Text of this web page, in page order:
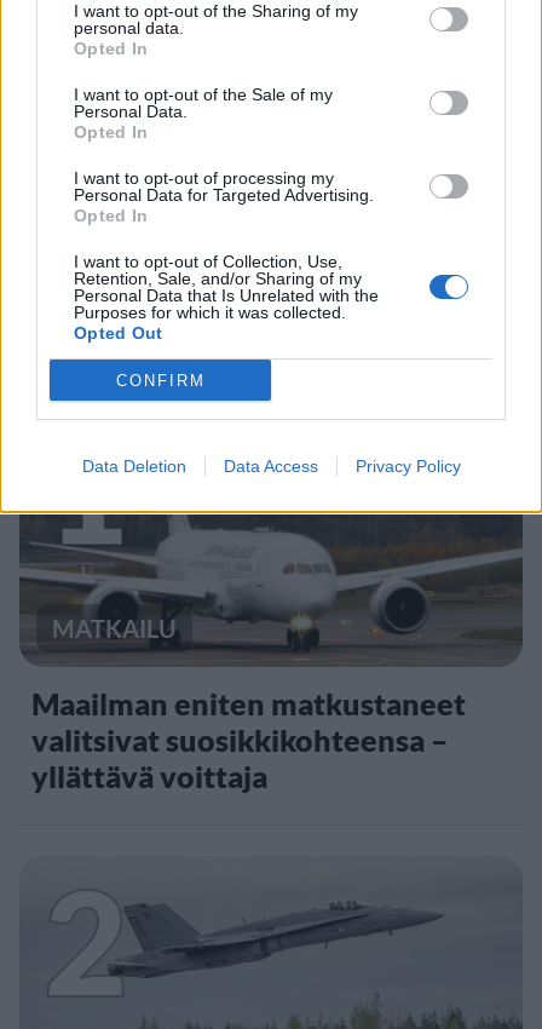
I want to opt-out of the Sharing of my
personal data.
Opted In
I want to opt-out of the Sale of my
Personal Data.
Opted In
I want to opt-out of processing my
Personal Data for Targeted Advertising.
Opted In
I want to opt-out of Collection, Use,
Retention, Sale, and/or Sharing of my
Personal Data that Is Unrelated with the
Purposes for which it was collected.
Opted Out
CONFIRM
Data Deletion Data Access Privacy Policy
Staran luetuimmat
1
MATKAILU
Maailman eniten matkustaneet
valitsivat suosikkikohteensa –
yllättävä voittaja
2